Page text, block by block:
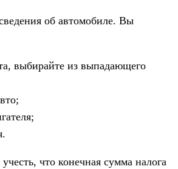
об автомобиле. Вы
выбирайте из выпадающего
что конечная сумма налога